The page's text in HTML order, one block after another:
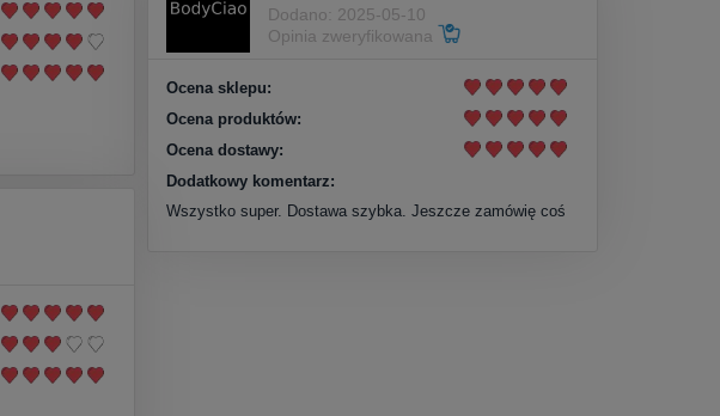
Dodano: 2025-05-10
Opinia zweryfikowana
Ocena sklepu:
Ocena produktów:
Ocena dostawy:
Dodatkowy komentarz:
Wszystko super. Dostawa szybka. Jeszcze zamówię coś